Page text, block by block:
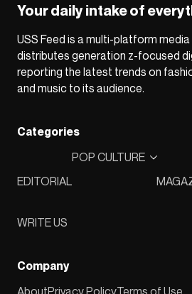
Your daily intake of
USS Feed is a multi-platform
distributes generation z-focused
reporting the latest trends on
and music to its audience.
Categories
EDITORIAL
POP CULTURE
WRITE US
Company
AboutPrivacy PolicyTerms of Use